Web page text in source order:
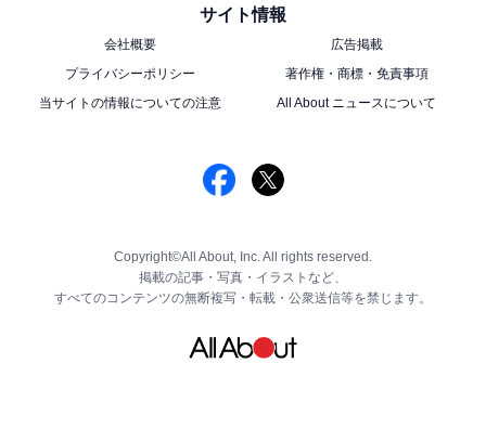
サイト情報
会社概要
広告掲載
プライバシーポリシー
著作権・商標・免責事項
当サイトの情報についての注意
All About ニュースについて
Copyright©All About, Inc. All rights reserved.
掲載の記事・写真・イラストなど、
すべてのコンテンツの無断複写・転載・公衆送信等を禁じます。